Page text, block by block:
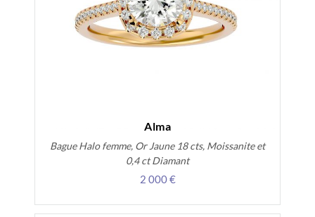
Alma
Bague Halo femme, Or Jaune 18 cts, Moissanite et
0,4 ct Diamant
2 000 €